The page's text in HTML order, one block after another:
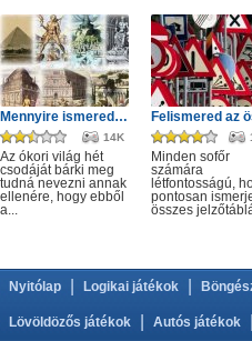
Mennyire ismered a világ hét csodáját?
14K
Az ókori világ hét
csodáját bárki meg
tudná nevezni annak
ellenére, hogy ebből
a...
Minden sofőr
számára
létfontosságú,
pontosan
összes
Nyitólap Logikai játékok
Lövöldözős játékok Autós játékok